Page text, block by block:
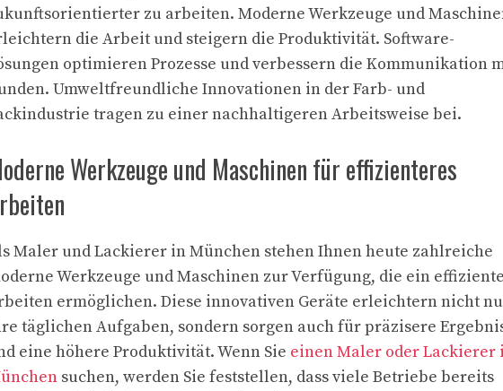
zu arbeiten. Moderne Werkzeuge und
die Arbeit und steigern die Produktivität. Software-
optimieren Prozesse und verbessern die Kommunikation
Umweltfreundliche Innovationen in der Farb- und
tragen zu einer nachhaltigeren Arbeitsweise bei.
Werkzeuge und Maschinen für effizienteres
Maler und Lackierer in München stehen Ihnen heute zahlreiche
Werkzeuge und Maschinen zur Verfügung, die ein
ermöglichen. Diese innovativen Geräte erleichtern nicht
täglichen Aufgaben, sondern sorgen auch für präzisere
eine höhere Produktivität. Wenn Sie einen Maler oder Lackierer
suchen, werden Sie feststellen, dass viele Betriebe bereits